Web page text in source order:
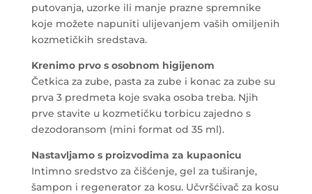
putovanja, uzorke ili manje prazne spremnike
koje možete napuniti ulijevanjem vaših omiljenih
kozmetičkih sredstava.
Krenimo prvo s osobnom higijenom
Četkica za zube, pasta za zube i konac za zube su
prva 3 predmeta koje svaka osoba treba. Njih
prve stavite u kozmetičku torbicu zajedno s
dezodoransom (mini format od 35 ml).
Nastavljamo s proizvodima za kupaonicu
Intimno sredstvo za čišćenje, gel za tuširanje,
šampon i regenerator za kosu. Učvršćivač za kosu